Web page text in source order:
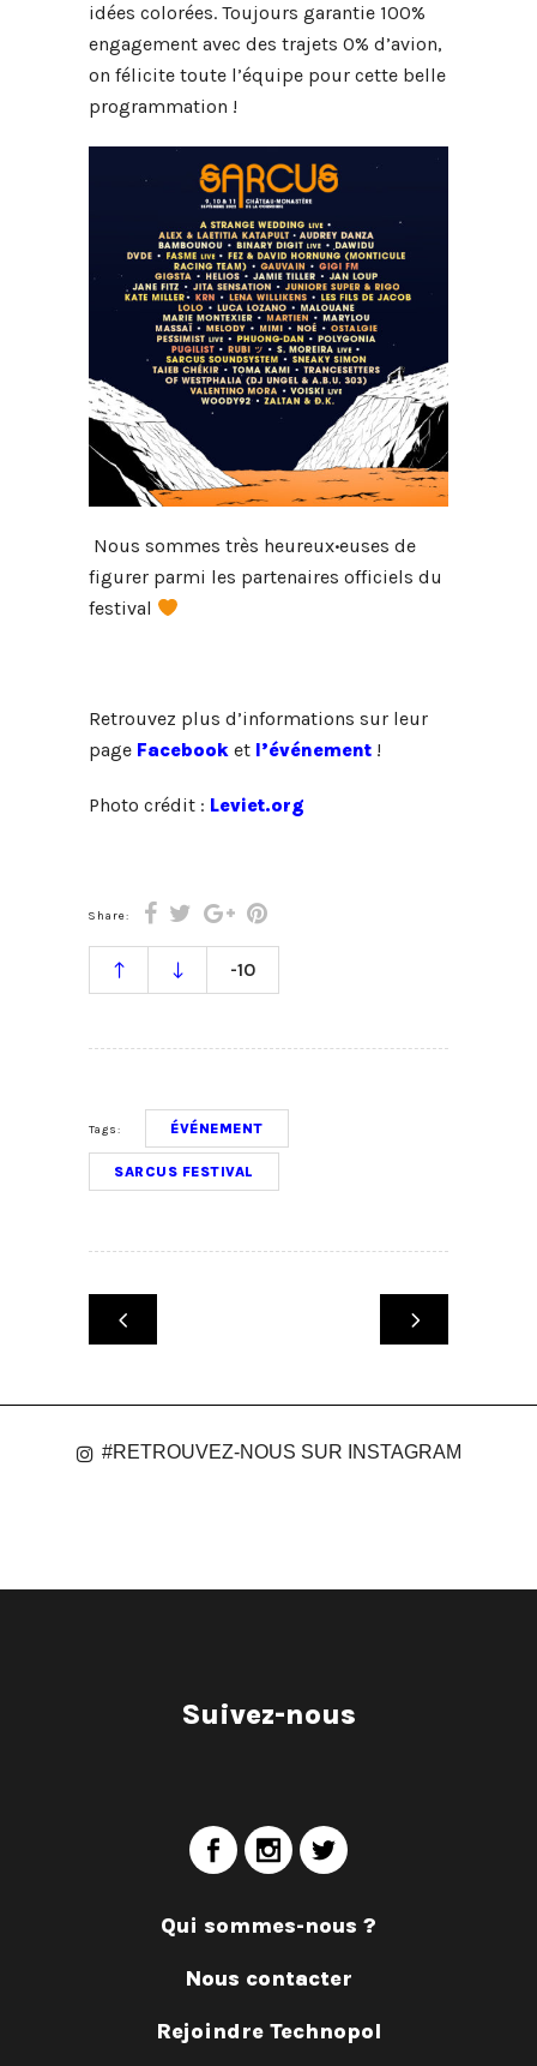
idées colorées. Toujours garantie 100%
engagement avec des trajets 0% d’avion,
on félicite toute l’équipe pour cette belle
programmation !
Nous sommes très heureux·euses de
figurer parmi les partenaires officiels du
festival
Retrouvez plus d’informations sur leur
page Facebook et l’événement !
Photo crédit : Leviet.org
Share:
-10
Tags: ÉVÉNEMENT
SARCUS FESTIVAL
#RETROUVEZ-NOUS SUR INSTAGRAM
Suivez-nous
Qui sommes-nous ?
Nous contacter
Rejoindre Technopol